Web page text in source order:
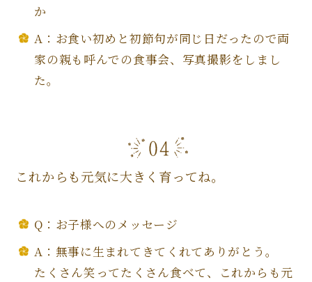
か
A：お食い初めと初節句が同じ日だったので両
家の親も呼んでの食事会、写真撮影をしまし
た。
これからも元気に大きく育ってね。
Q：お子様へのメッセージ
A：無事に生まれてきてくれてありがとう。
たくさん笑ってたくさん食べて、これからも元